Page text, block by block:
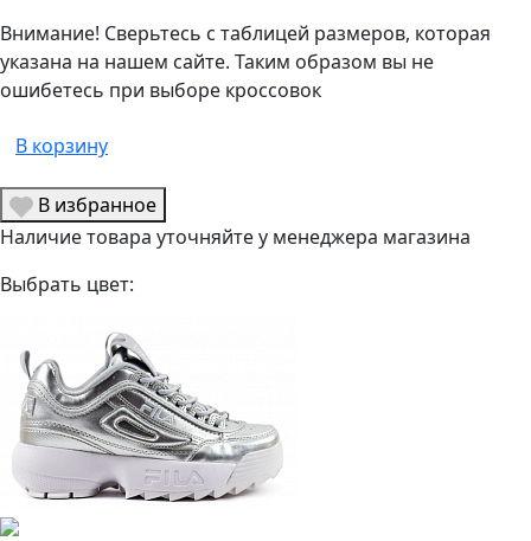
Внимание! Сверьтесь с таблицей размеров, которая
указана на нашем сайте. Таким образом вы не
ошибетесь при выборе кроссовок
В корзину
В избранное
Наличие товара уточняйте у менеджера магазина
Выбрать цвет: